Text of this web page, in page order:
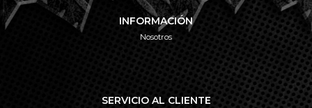
INFORMACIÓN
Nosotros
SERVICIO AL CLIENTE